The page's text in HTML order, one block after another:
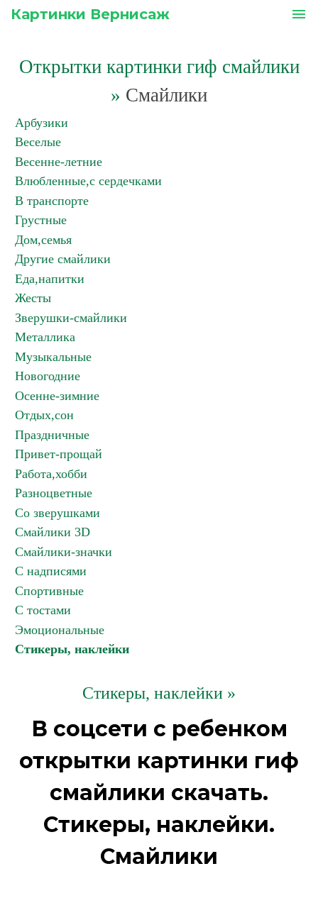
Картинки Вернисаж menu
Открытки картинки гиф смайлики
» Смайлики
Арбузики
Веселые
Весенне-летние
Влюбленные,с сердечками
В транспорте
Грустные
Дом,семья
Другие смайлики
Еда,напитки
Жесты
Зверушки-смайлики
Металлика
Музыкальные
Новогодние
Осенне-зимние
Отдых,сон
Праздничные
Привет-прощай
Работа,хобби
Разноцветные
Со зверушками
Смайлики 3D
Смайлики-значки
С надписями
Спортивные
С тостами
Эмоциональные
Стикеры, наклейки
Стикеры, наклейки »
В соцсети с ребенком
открытки картинки гиф
смайлики скачать.
Стикеры, наклейки.
Смайлики